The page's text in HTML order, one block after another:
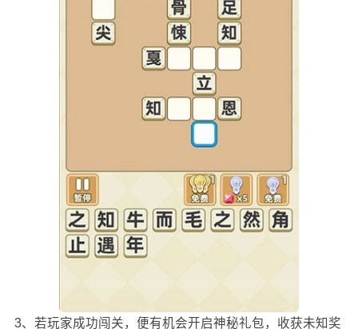
3、若玩家成功闯关，便有机会开启神秘礼包，收获未知奖